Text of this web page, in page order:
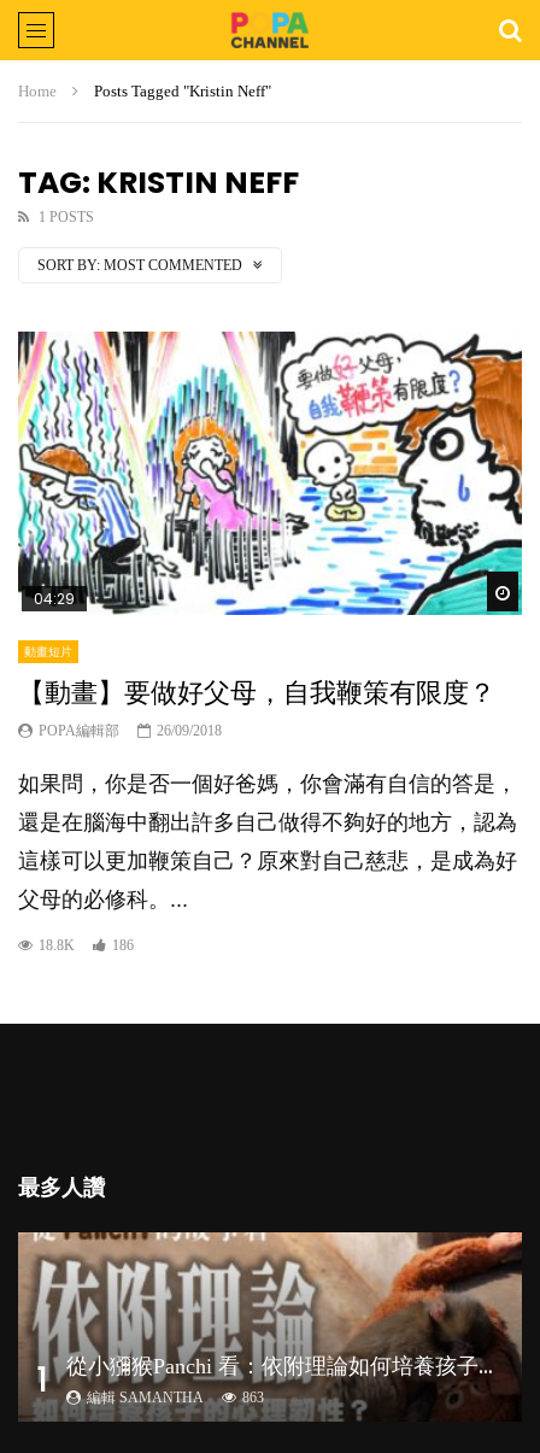
Home Posts Tagged "Kristin Neff"
TAG: KRISTIN NEFF
1 POSTS
SORT BY: MOST COMMENTED
04:29
動畫短片
【動畫】要做好父母，自我鞭策有限度？
POPA編輯部 26/09/2018
如果問，你是否一個好爸媽，你會滿有自信的答是，
還是在腦海中翻出許多自己做得不夠好的地方，認為
這樣可以更加鞭策自己？原來對自己慈悲，是成為好
父母的必修科。...
18.8K 186
最多人讚
1 從
小獼猴Panchi 看：依附理論如何培養孩子心理韌性？
編輯 SAMANTHA 863